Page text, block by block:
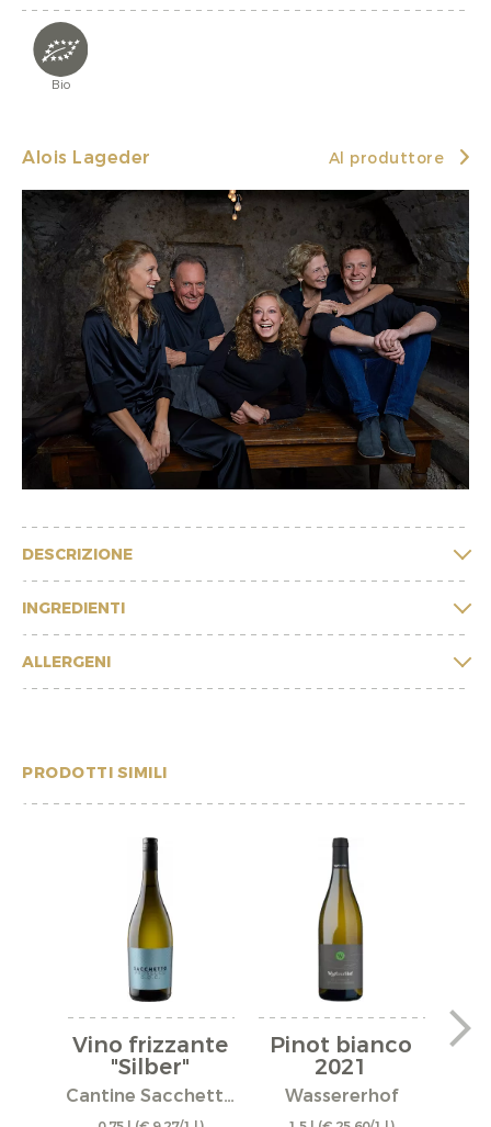
Bio
Alois Lageder Al produttore
DESCRIZIONE
INGREDIENTI
ALLERGENI
PRODOTTI SIMILI
Vino frizzante
"Silber"
Cantine Sacchetto S.r.l.
Pinot bianco
2021
Wassererhof